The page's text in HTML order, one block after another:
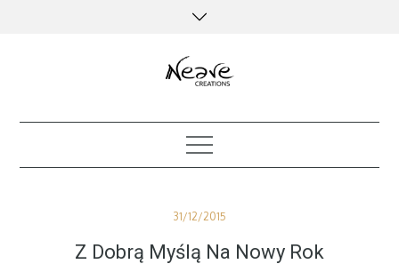
Posted
31/12/2015
Z Dobrą Myślą Na Nowy Rok